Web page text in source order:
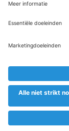
* Voetnoten en
* Deze artikelen
strekt. Mochten
uitverkocht zijn,
Recupel en btw.